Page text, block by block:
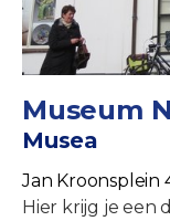
Museum
Musea
Jan Kroonsplein
Hier krijg je een